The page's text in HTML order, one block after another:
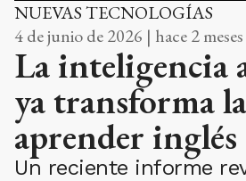
NUEVAS TECNOLOGÍAS
4 de junio de 2026 | hace 2 meses
La inteligencia
ya transforma
aprender inglés
Un reciente informe